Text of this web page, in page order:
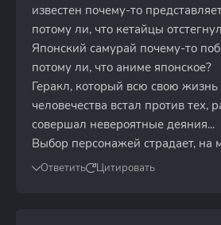
известен почему-то
потому ли, что кетайцы
Японский самурай почему-то
потому ли, что аниме японское?
Геракл, который всю свою
человечества встал против тех,
совершал невероятные деяния...
Выбор персонажей страдает, на
Ответить Цитировать